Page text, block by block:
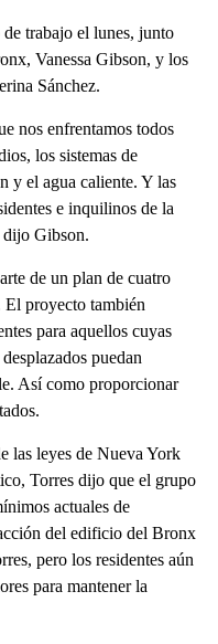
trabajo el lunes, junto
Vanessa Gibson, y los
Sánchez.
nos enfrentamos todos
los sistemas de
y el agua caliente. Y las
e inquilinos de la
dijo Gibson.
de un plan de cuatro
El proyecto también
para aquellos cuyas
puedan
Así como proporcionar
las leyes de Nueva York
Torres dijo que el grupo
actuales de
del edificio del Bronx
pero los residentes aún
para mantener la